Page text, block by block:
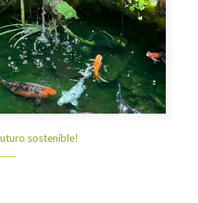
sostenible!